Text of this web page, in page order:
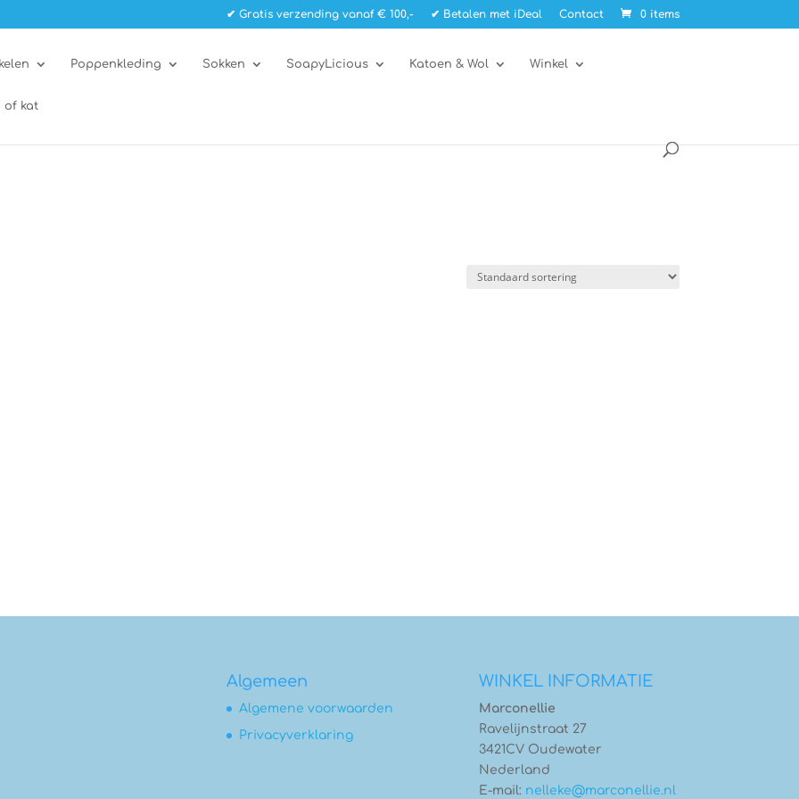
✔ Gratis verzending vanaf € 100,- ✔ Betalen met iDeal Contact 0 items
Poppenkleding Sokken SoapyLicious Katoen & Wol Winkel
of kat
Algemeen
Algemene voorwaarden
Privacyverklaring
WINKEL INFORMATIE
Marconellie
Ravelijnstraat 27
3421CV Oudewater
Nederland
E-mail: nelleke@marconellie.nl